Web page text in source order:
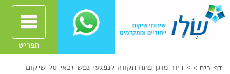
תפריט
דף בית > > דיור מוגן פתח תקווה לנפגעי נפש זכאי סל שיקום